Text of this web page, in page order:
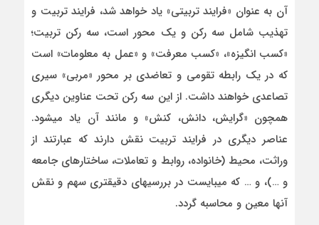
آن به عنوان «فرایند تربیتی» یاد خواهد شد، فرایند تربیت و
تهذیب شامل سه رکن و یک محور است، سه رکن تربیت؛
«کسب انگیزه»، «کسب معرفت» و «عمل به معلومات» است
که در یک رابطه تقومی و تعاضدی بر محور «مربی» سیری
تصاعدی خواهند داشت. از این سه رکن تحت عناوین دیگری
همچون «گرایش، دانش، کنش» و مانند آن یاد می­شود.
عناصر دیگری در فرایند تربیت نقش دارند که عبارتند از
وراثت، محیط (خانواده، روابط و تعاملات، ساختارهای جامعه
و …)، و … که می­بایست در بررسی­های دقیق­تری سهم و نقش
آنها معین و محاسبه گردد.